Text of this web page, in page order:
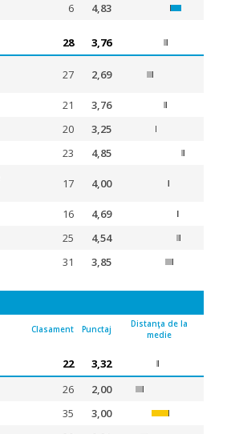
6 4,83
28 3,76
27 2,69
21 3,76
20 3,25
23 4,85
17 4,00
16 4,69
25 4,54
31 3,85
Clasament Punctaj
Distanţa de la
medie
22 3,32
26 2,00
35 3,00